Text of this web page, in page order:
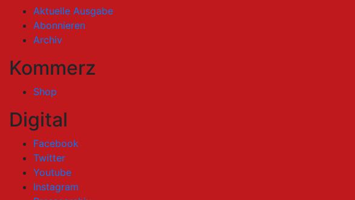
Aktuelle Ausgabe
Abonnieren
Archiv
Kommerz
Shop
Digital
Facebook
Twitter
Youtube
Instagram